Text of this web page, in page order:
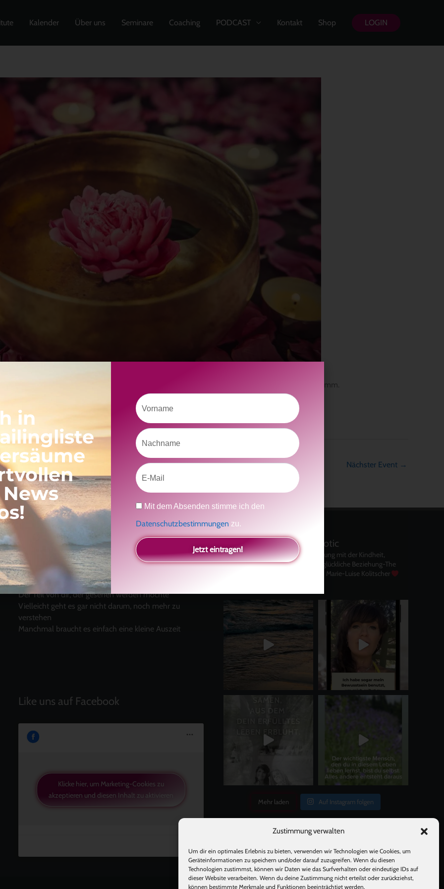
Zustimmung verwalten
Um dir ein optimales Erlebnis zu bieten, verwenden wir Technologien wie Cookies, um
Geräteinformationen zu speichern und/oder darauf zuzugreifen. Wenn du diesen
Technologien zustimmst, können wir Daten wie das Surfverhalten oder eindeutige IDs auf
dieser Website verarbeiten. Wenn du deine Zustimmung nicht erteilst oder zurückziehst,
können bestimmte Merkmale und Funktionen beeinträchtigt werden.
Kalender Über uns Seminare Coaching PODCAST Kontakt Shop LOGIN
Raum der Begegnung in Gemeinschaft ein. Mit vier Workshops und vielseitigem Rahmenprogramm.
Nächster Event →
Neueste Beiträge
Ein Geschenk für dich
und eine besondere
Einladung
Radikal ehrlich
Der Teil von dir, der gesehen werden möchte
Vielleicht geht es gar nicht darum, noch mehr zu
verstehen
Manchmal braucht es einfach eine kleine Auszeit
Like uns auf Facebook
Klicke hier, um Marketing-Cookies zu
akzeptieren und diesen Inhalt zu aktivieren
kolitscher.by.biotic
Selbstliebe, Aussöhnung mit der Kindheit,
Potenzial entfalten, glückliche Beziehung-The
Asha und Marie-Luise Kolitscher
Mehr laden Auf Instagram folgen
in
Vorname
Nachname
Email
Datenschutz
Mit dem Absenden stimme ich den
Datenschutzbestimmungen zu.
Jetzt eintragen!